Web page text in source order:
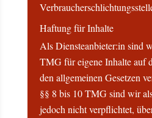
Haftung für Inhalte
Als Diensteanbieter:in sind
TMG für eigene Inhalte auf
den allgemeinen Gesetzen
§§ 8 bis 10 TMG sind wir
jedoch nicht verpflichtet,